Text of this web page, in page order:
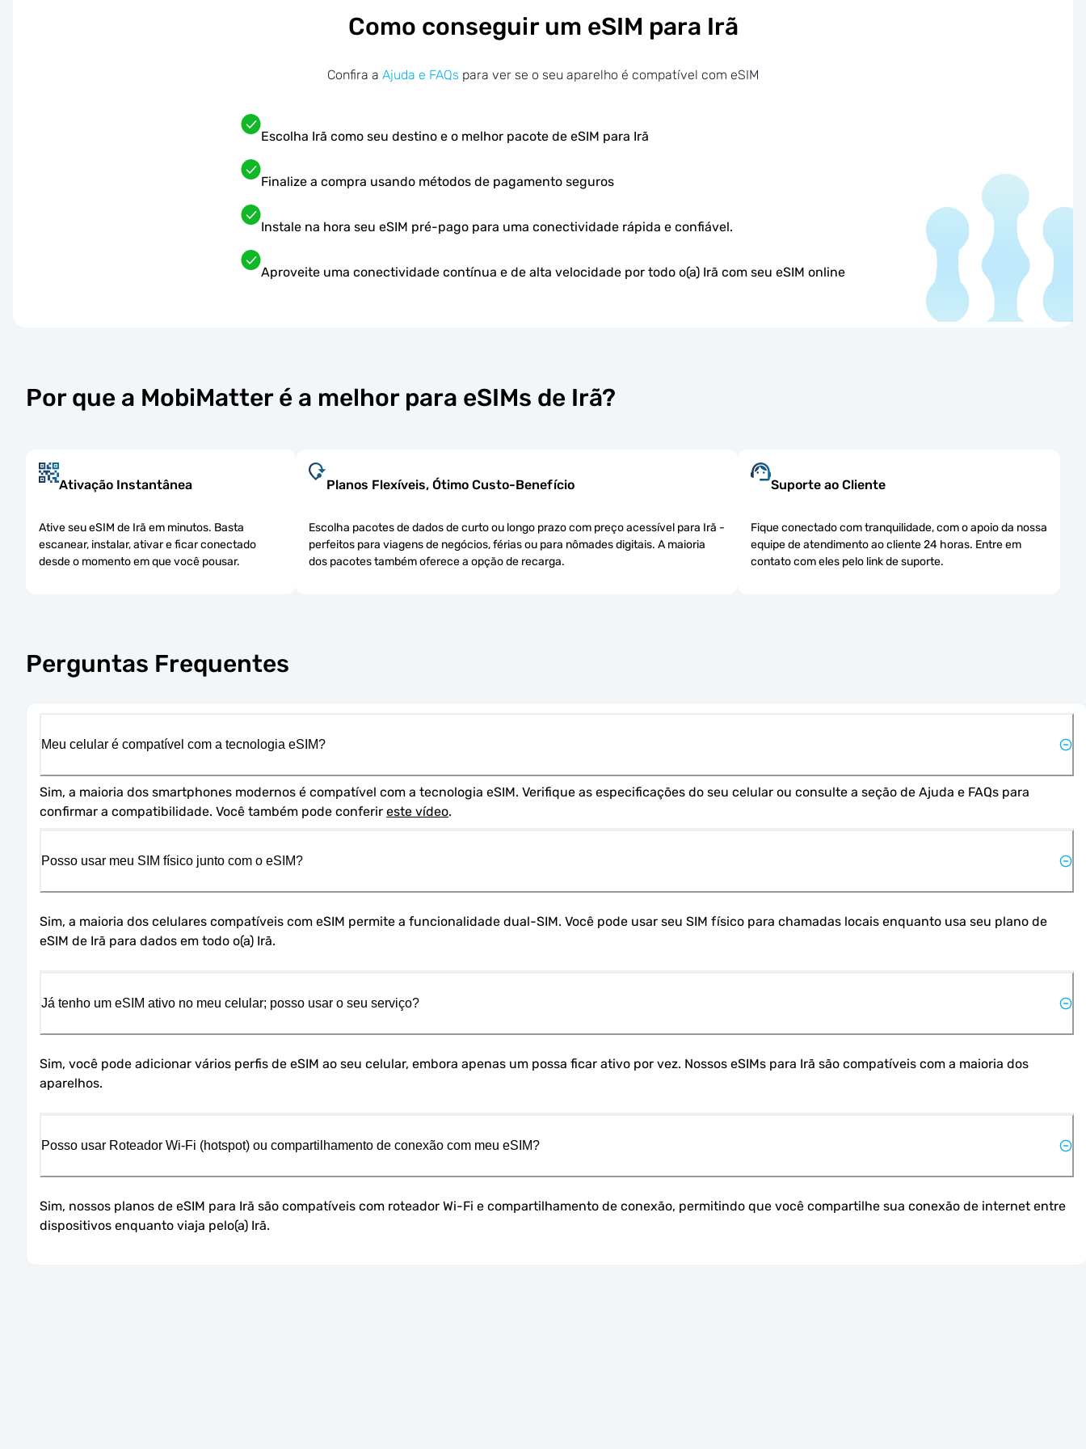
Como conseguir um eSIM para Irã
Confira a Ajuda e FAQs para ver se o seu aparelho é compatível com eSIM
Escolha Irã como seu destino e o melhor pacote de eSIM para Irã
Finalize a compra usando métodos de pagamento seguros
Instale na hora seu eSIM pré-pago para uma conectividade rápida e confiável.
Aproveite uma conectividade contínua e de alta velocidade por todo o(a) Irã com seu eSIM online
Por que a MobiMatter é a melhor para eSIMs de Irã?
Ativação Instantânea
Ative seu eSIM de Irã em minutos. Basta
escanear, instalar, ativar e ficar conectado
desde o momento em que você pousar.
Planos Flexíveis, Ótimo Custo-Benefício
Escolha pacotes de dados de curto ou longo prazo com preço acessível para Irã -
perfeitos para viagens de negócios, férias ou para nômades digitais. A maioria
dos pacotes também oferece a opção de recarga.
Suporte ao Cliente
Fique conectado com tranquilidade, com o apoio da nossa
equipe de atendimento ao cliente 24 horas. Entre em
contato com eles pelo link de suporte.
Perguntas Frequentes
Meu celular é compatível com a tecnologia eSIM?
Sim, a maioria dos smartphones modernos é compatível com a tecnologia eSIM. Verifique as especificações do seu celular ou consulte a seção de Ajuda e FAQs para
confirmar a compatibilidade. Você também pode conferir este vídeo.
Posso usar meu SIM físico junto com o eSIM?
Sim, a maioria dos celulares compatíveis com eSIM permite a funcionalidade dual-SIM. Você pode usar seu SIM físico para chamadas locais enquanto usa seu plano de
eSIM de Irã para dados em todo o(a) Irã.
Já tenho um eSIM ativo no meu celular; posso usar o seu serviço?
Sim, você pode adicionar vários perfis de eSIM ao seu celular, embora apenas um possa ficar ativo por vez. Nossos eSIMs para Irã são compatíveis com a maioria dos
aparelhos.
Posso usar Roteador Wi-Fi (hotspot) ou compartilhamento de conexão com meu eSIM?
Sim, nossos planos de eSIM para Irã são compatíveis com roteador Wi-Fi e compartilhamento de conexão, permitindo que você compartilhe sua conexão de internet entre
dispositivos enquanto viaja pelo(a) Irã.